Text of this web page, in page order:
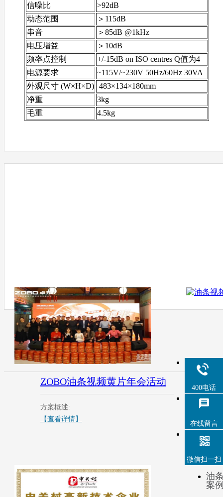
信噪比
>92dB
动态范围
＞115dB
串音
＞85dB @1kHz
电压增益
＞10dB
频率点控制
+/-15dB on ISO centres Q值为4
电源要求
~115V/~230V 50Hz/60Hz 30VA
外观尺寸 (W×H×D) 483×134×180mm
净重
3kg
毛重
4.5kg
ZOBO油条视频黄片年会活动
方案概述:
【查看详情】
【
油
案
400电话
在线留言
微信扫一扫